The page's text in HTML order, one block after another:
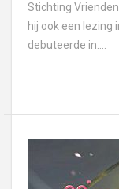
Stichting
hij ook een lezing
debuteerde in....